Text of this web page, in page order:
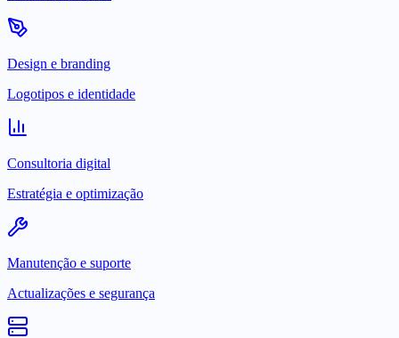
Design e branding
Logotipos e identidade
Consultoria digital
Estratégia e optimização
Manutenção e suporte
Actualizações e segurança